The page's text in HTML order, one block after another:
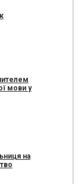
мови у
на